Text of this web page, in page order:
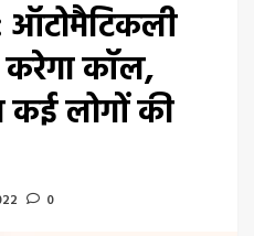
कॉल,
कई लोगों की
0